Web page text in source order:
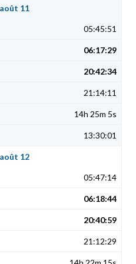
11
05:45:51
06:17:29
20:42:34
21:14:11
14h 25m 5s
13:30:01
12
05:47:14
06:18:44
20:40:59
21:12:29